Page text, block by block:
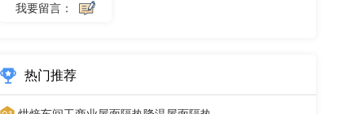
我要留言：
热门推荐